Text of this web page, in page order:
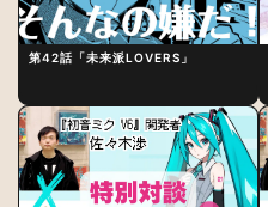
第42話「未来派LOVERS」